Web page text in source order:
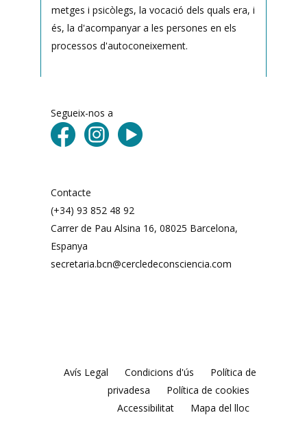
metges i psicòlegs, la vocació dels quals era, i
és, la d'acompanyar a les persones en els
processos d'autoconeixement.
Segueix-nos a
Contacte
(+34) 93 852 48 92
Carrer de Pau Alsina 16, 08025 Barcelona, ​​
Espanya
secretaria.bcn@cercledeconsciencia.com
Avís Legal Condicions d'ús
Política de
privadesa
Política de cookies
Accessibilitat
Mapa del lloc